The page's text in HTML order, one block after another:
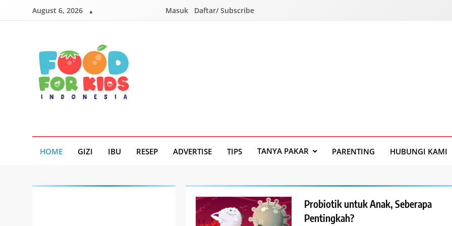
August 6, 2026 Masuk Daftar/ Subscribe
HOME GIZI IBU RESEP ADVERTISE TIPS TANYA PAKAR PARENTING HUBUNGI KAMI
Probiotik untuk Anak, Seberapa
Pentingkah?